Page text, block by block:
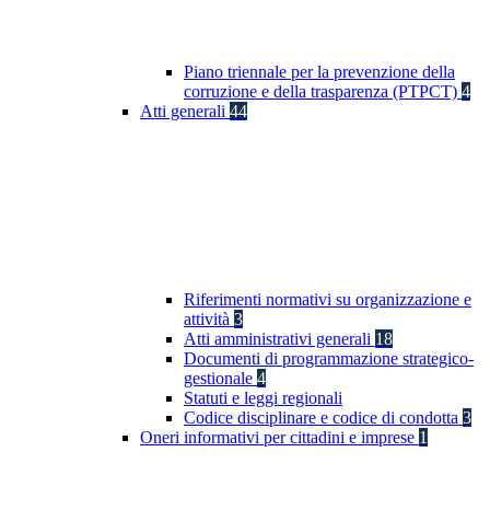
Piano triennale per la prevenzione della
corruzione e della trasparenza (PTPCT) 4
Atti generali 44
Riferimenti normativi su organizzazione e
attività 3
Atti amministrativi generali 18
Documenti di programmazione strategico-
gestionale 4
Statuti e leggi regionali
Codice disciplinare e codice di condotta 3
Oneri informativi per cittadini e imprese 1